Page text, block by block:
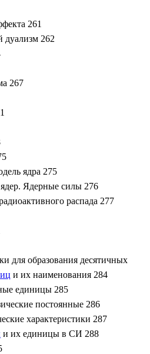
261
дуализм 262
267
ядра 275
Ядерные силы 276
распада 277
для образования десятичных
и их наименования 284
единицы 285
постоянные 286
характеристики 287
и их единицы в СИ 288